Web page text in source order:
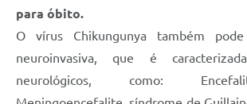
para óbito.
O vírus Chikungunya também
neuroinvasiva, que é
neurológicos, como: